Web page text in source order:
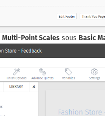
Multi-Point Scales sous Basic